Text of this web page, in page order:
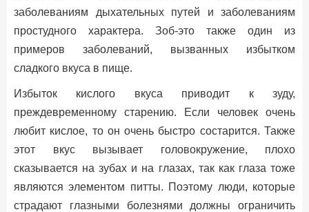
заболеваниям дыхательных путей и заболеваниям
простудного характера. Зоб-это также один из
примеров заболеваний, вызванных избытком
сладкого вкуса в пище.
Избыток кислого вкуса приводит к зуду,
преждевременному старению. Если человек очень
любит кислое, то он очень быстро состарится. Также
этот вкус вызывает головокружение, плохо
сказывается на зубах и на глазах, так как глаза тоже
являются элементом питты. Поэтому люди, которые
страдают глазными болезнями должны ограничить